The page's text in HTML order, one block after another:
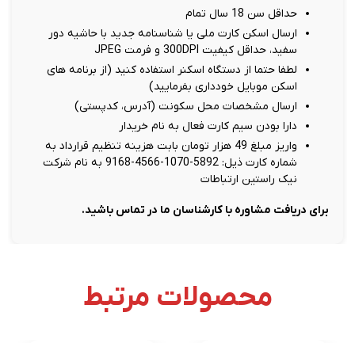
حداقل سن 18 سال تمام
ارسال اسکن کارت ملی یا شناسنامه جدید با حاشیه دور
سفید، حداقل کیفیت 300DPI و فرمت JPEG
لطفا حتما از دستگاه اسکنر استفاده کنید (از برنامه های
اسکن موبایل خودداری بفرمایید)
ارسال مشخصات محل سکونت (آدرس، کدپستی)
دارا بودن سیم کارت فعال به نام خریدار
واریز مبلغ 49 هزار تومان بابت هزینه تنظیم قرارداد به
شماره کارت ذیل: 5892-1070-4566-9168 به نام شرکت
نیک راستین ارتباطات
برای دریافت مشاوره با کارشناسان ما در تماس باشید.
محصولات مرتبط